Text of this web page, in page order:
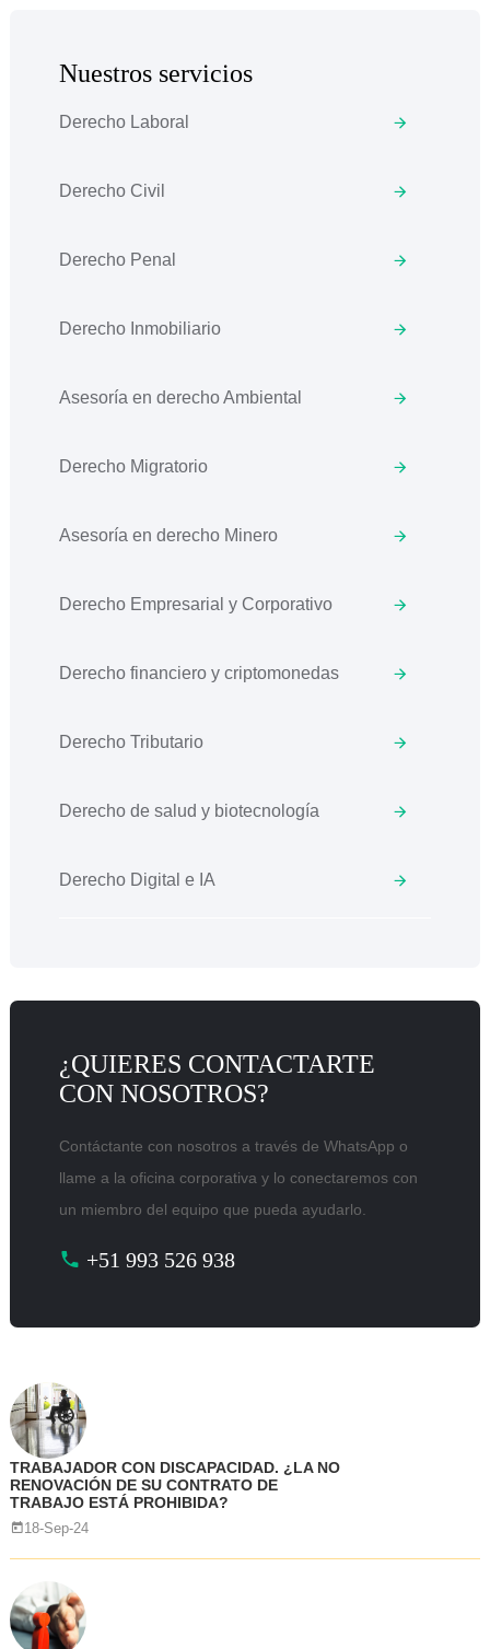
Nuestros servicios
Derecho Laboral
Derecho Civil
Derecho Penal
Derecho Inmobiliario
Asesoría en derecho Ambiental
Derecho Migratorio
Asesoría en derecho Minero
Derecho Empresarial y Corporativo
Derecho financiero y criptomonedas
Derecho Tributario
Derecho de salud y biotecnología
Derecho Digital e IA
¿QUIERES CONTACTARTE
CON NOSOTROS?
Contáctante con nosotros a través de WhatsApp o
llame a la oficina corporativa y lo conectaremos con
un miembro del equipo que pueda ayudarlo.
+51 993 526 938
TRABAJADOR CON DISCAPACIDAD. ¿LA NO
RENOVACIÓN DE SU CONTRATO DE
TRABAJO ESTÁ PROHIBIDA?
18-Sep-24